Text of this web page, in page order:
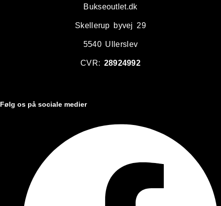
Bukseoutlet.dk
Skellerup byvej 29
5540 Ullerslev
CVR: 28924992
Følg os på sociale medier